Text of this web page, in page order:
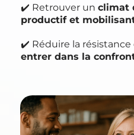
✔️ Retrouver un climat
productif et
✔️ Réduire la
entrer dans la